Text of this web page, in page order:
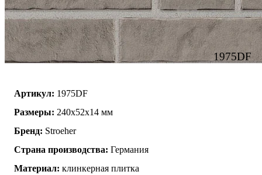
1975DF
Артикул: 1975DF
Размеры: 240x52x14 мм
Бренд: Stroeher
Страна производства: Германия
Материал: клинкерная плитка